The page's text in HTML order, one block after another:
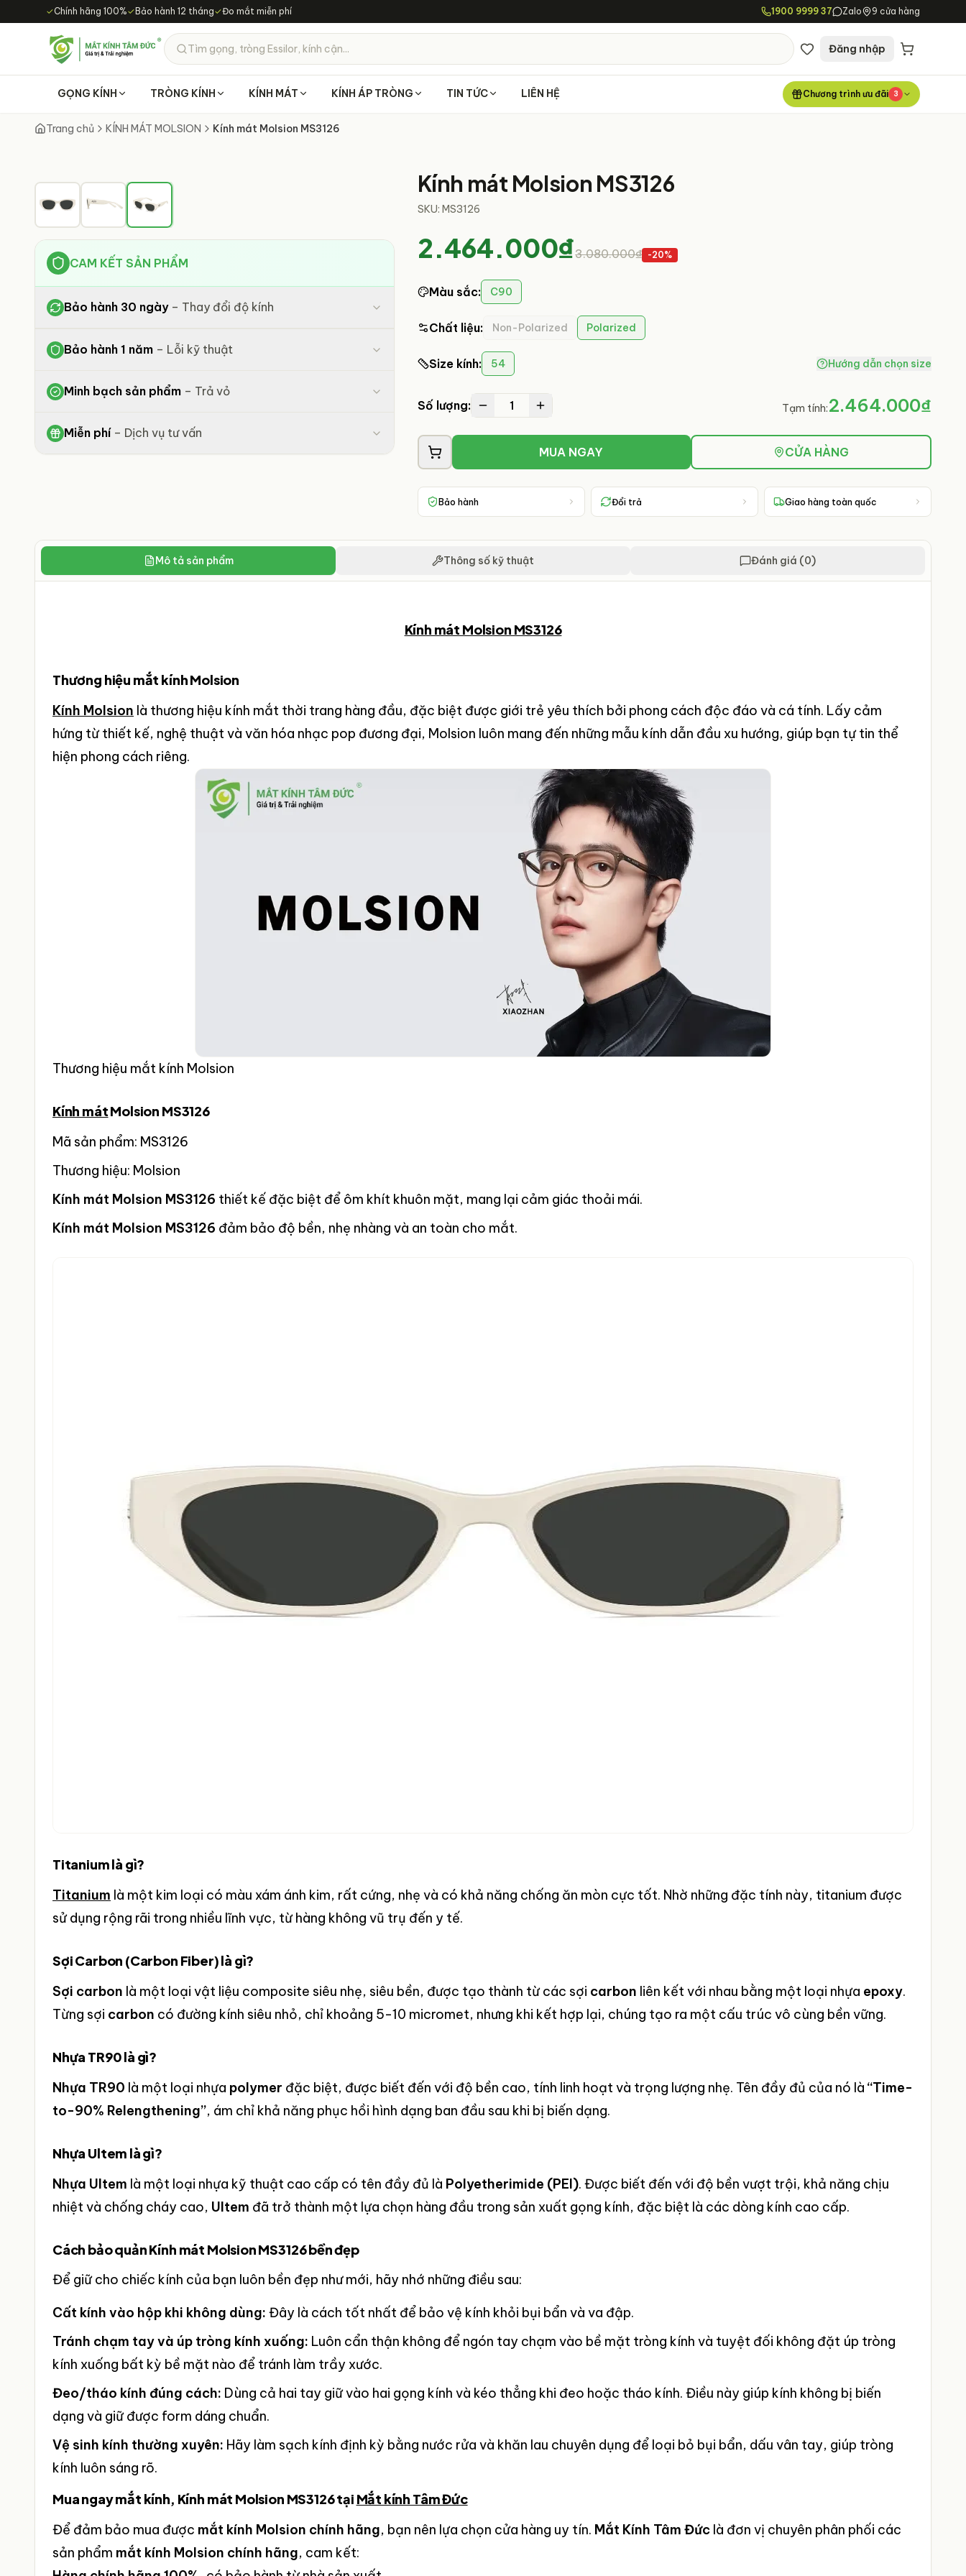
Chuyển đến nội dung chính
✓Chính hãng 100%✓ Bảo hành 12 tháng✓Đo mắt miễn phí 1900 9999 37 Zalo 9 cửa hàng
Tìm gọng, tròng Essilor, kính cận... Đăng nhập
GỌNG KÍNH TRÒNG KÍNH KÍNH MÁT KÍNH ÁP TRÒNG TIN TỨC LIÊN HỆ Chương trình ưu đãi 3
Trang chủ KÍNH MÁT MOLSION Kính mát Molsion MS3126
CAM KẾT SẢN PHẨM
Bảo hành 30 ngày– Thay đổi độ kính
Bảo hành 1 năm – Lỗi kỹ thuật
Minh bạch sản phẩm – Trả vỏ
Miễn phí– Dịch vụ tư vấn
Kính mát Molsion MS3126
SKU:MS3126
2.464.000₫3.080.000₫ -20%
Màu sắc: C90
Chất liệu: Non-Polarized Polarized
Size kính: 54 Hướng dẫn chọn size
Số lượng: 1 Tạm tính:2.464.000₫
MUA NGAY CỬA HÀNG
Bảo hành Đổi trả Giao hàng toàn quốc
Mô tả sản phẩm Thông số kỹ thuật Đánh giá (0)
Kính mát Molsion MS3126
Thương hiệu mắt kính Molsion
Kính Molsion là thương hiệu kính mắt thời trang hàng đầu, đặc biệt được giới trẻ yêu thích bởi phong cách độc đáo và cá tính. Lấy cảm
hứng từ thiết kế, nghệ thuật và văn hóa nhạc pop đương đại, Molsion luôn mang đến những mẫu kính dẫn đầu xu hướng, giúp bạn tự tin thể
hiện phong cách riêng.
Thương hiệu mắt kính Molsion
Kính mátMolsion MS3126
Mã sản phẩm: MS3126
Thương hiệu: Molsion
Kính mát Molsion MS3126 thiết kế đặc biệt để ôm khít khuôn mặt, mang lại cảm giác thoải mái.
Kính mát Molsion MS3126 đảm bảo độ bền, nhẹ nhàng và an toàn cho mắt.
Titanium là gì?
Titanium là một kim loại có màu xám ánh kim, rất cứng, nhẹ và có khả năng chống ăn mòn cực tốt. Nhờ những đặc tính này, titanium được
sử dụng rộng rãi trong nhiều lĩnh vực, từ hàng không vũ trụ đến y tế.
Sợi Carbon (Carbon Fiber) là gì?
Sợi carbon là một loại vật liệu composite siêu nhẹ, siêu bền, được tạo thành từ các sợi carbon liên kết với nhau bằng một loại nhựa epoxy.
Từng sợi carbon có đường kính siêu nhỏ, chỉ khoảng 5-10 micromet, nhưng khi kết hợp lại, chúng tạo ra một cấu trúc vô cùng bền vững.
Nhựa TR90 là gì?
Nhựa TR90 là một loại nhựa polymer đặc biệt, được biết đến với độ bền cao, tính linh hoạt và trọng lượng nhẹ. Tên đầy đủ của nó là “Time-
to-90% Relengthening”, ám chỉ khả năng phục hồi hình dạng ban đầu sau khi bị biến dạng.
Nhựa Ultem là gì?
Nhựa Ultem là một loại nhựa kỹ thuật cao cấp có tên đầy đủ là Polyetherimide (PEI). Được biết đến với độ bền vượt trội, khả năng chịu
nhiệt và chống cháy cao, Ultem đã trở thành một lựa chọn hàng đầu trong sản xuất gọng kính, đặc biệt là các dòng kính cao cấp.
Cách bảo quản Kính mát Molsion MS3126 bền đẹp
Để giữ cho chiếc kính của bạn luôn bền đẹp như mới, hãy nhớ những điều sau:
Cất kính vào hộp khi không dùng: Đây là cách tốt nhất để bảo vệ kính khỏi bụi bẩn và va đập.
Tránh chạm tay và úp tròng kính xuống: Luôn cẩn thận không để ngón tay chạm vào bề mặt tròng kính và tuyệt đối không đặt úp tròng
kính xuống bất kỳ bề mặt nào để tránh làm trầy xước.
Đeo/tháo kính đúng cách: Dùng cả hai tay giữ vào hai gọng kính và kéo thẳng khi đeo hoặc tháo kính. Điều này giúp kính không bị biến
dạng và giữ được form dáng chuẩn.
Vệ sinh kính thường xuyên: Hãy làm sạch kính định kỳ bằng nước rửa và khăn lau chuyên dụng để loại bỏ bụi bẩn, dấu vân tay, giúp tròng
kính luôn sáng rõ.
Mua ngay mắt kính, Kính mát Molsion MS3126tại Mắt kính Tâm Đức
Để đảm bảo mua được mắt kính Molsion chính hãng, bạn nên lựa chọn cửa hàng uy tín. Mắt Kính Tâm Đức là đơn vị chuyên phân phối các
sản phẩm mắt kính Molsion chính hãng, cam kết: